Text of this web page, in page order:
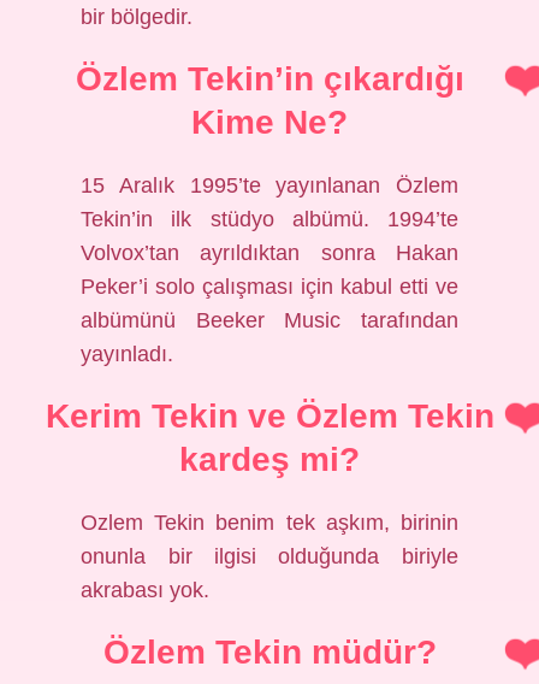
bir bölgedir.
Özlem Tekin’in çıkardığı
Kime Ne?
15 Aralık 1995’te yayınlanan Özlem
Tekin’in ilk stüdyo albümü. 1994’te
Volvox’tan ayrıldıktan sonra Hakan
Peker’i solo çalışması için kabul etti ve
albümünü Beeker Music tarafından
yayınladı.
Kerim Tekin ve Özlem Tekin
kardeş mi?
Ozlem Tekin benim tek aşkım, birinin
onunla bir ilgisi olduğunda biriyle
akrabası yok.
Özlem Tekin müdür?